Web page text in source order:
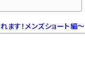
ます！メンズショート編〜